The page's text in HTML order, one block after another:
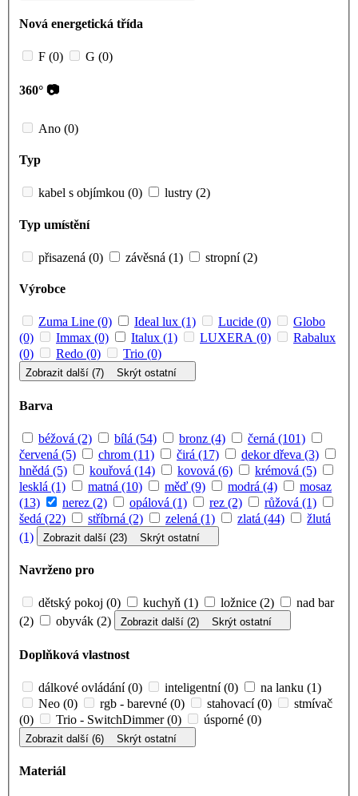
Nová energetická třída
F (0) G (0)
360° 📷
Ano (0)
Typ
kabel s objímkou (0) lustry (2)
Typ umístění
přisazená (0) závěsná (1) stropní (2)
Výrobce
Zuma Line (0) Ideal lux (1) Lucide (0)
Globo
(0)
Immax (0) Italux (1) LUXERA (0)
Rabalux
(0)
Redo (0) Trio (0)
Zobrazit další (7) Skrýt ostatní
Barva
béžová (2) bílá (54) bronz (4)
černá (101)
červená (5)
chrom (11) čirá (17)
dekor dřeva (3)
hnědá (5)
kouřová (14) kovová (6)
krémová (5)
lesklá (1)
matná (10) měď (9) modrá (4)
mosaz
(13)
nerez (2) opálová (1) rez (2)
růžová (1)
šedá (22)
stříbrná (2) zelená (1) zlatá (44)
žlutá
(1)
Zobrazit další (23) Skrýt ostatní
Navrženo pro
dětský pokoj (0) kuchyň (1) ložnice (2)
nad bar
(2)
obyvák (2) Zobrazit další (2) Skrýt ostatní
Doplňková vlastnost
dálkové ovládání (0) inteligentní (0)
na lanku (1)
Neo (0)
rgb - barevné (0) stahovací (0)
stmívač
(0)
Trio - SwitchDimmer (0) úsporné (0)
Zobrazit další (6) Skrýt ostatní
Materiál